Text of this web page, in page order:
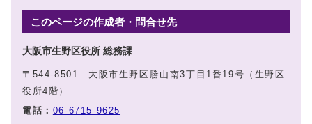
このページの作成者・問合せ先
大阪市生野区役所 総務課
〒544-8501 大阪市生野区勝山南3丁目1番19号（生野区
役所4階）
電話： 06-6715-9625